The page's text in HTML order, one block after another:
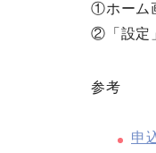
①ホーム
②「設定
参考
申